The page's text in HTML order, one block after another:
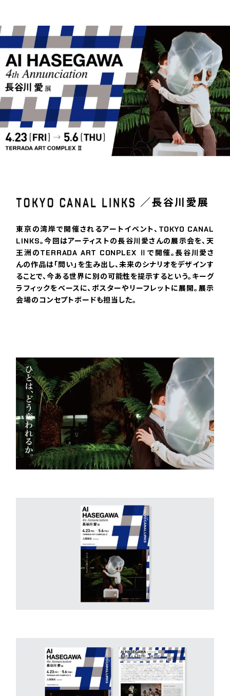
TOKYO CANAL LINKS ／長谷川愛展
東京の湾岸で開催されるアートイベント、TOKYO CANAL
LINKS。今回はアーティストの長谷川愛さんの展示会を、天
王洲のTERRADA ART CONPLEX Ⅱで開催。長谷川愛さ
んの作品は「問い」を生み出し、未来のシナリオをデザインす
ることで、今ある世界に別の可能性を提示するという。キーグ
ラフィックをベースに、ポスターやリーフレットに展開。展示
会場のコンセプトボードも担当した。